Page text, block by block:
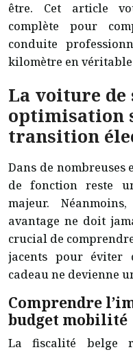
être. Cet article
complète pour
conduite
kilomètre en
La voiture de
optimisation
transition
Dans de nombreuses
de fonction reste
majeur.
avantage ne doit
crucial de
jacents pour éviter
cadeau ne devienne
Comprendre
budget mobilité
La fiscalité belge